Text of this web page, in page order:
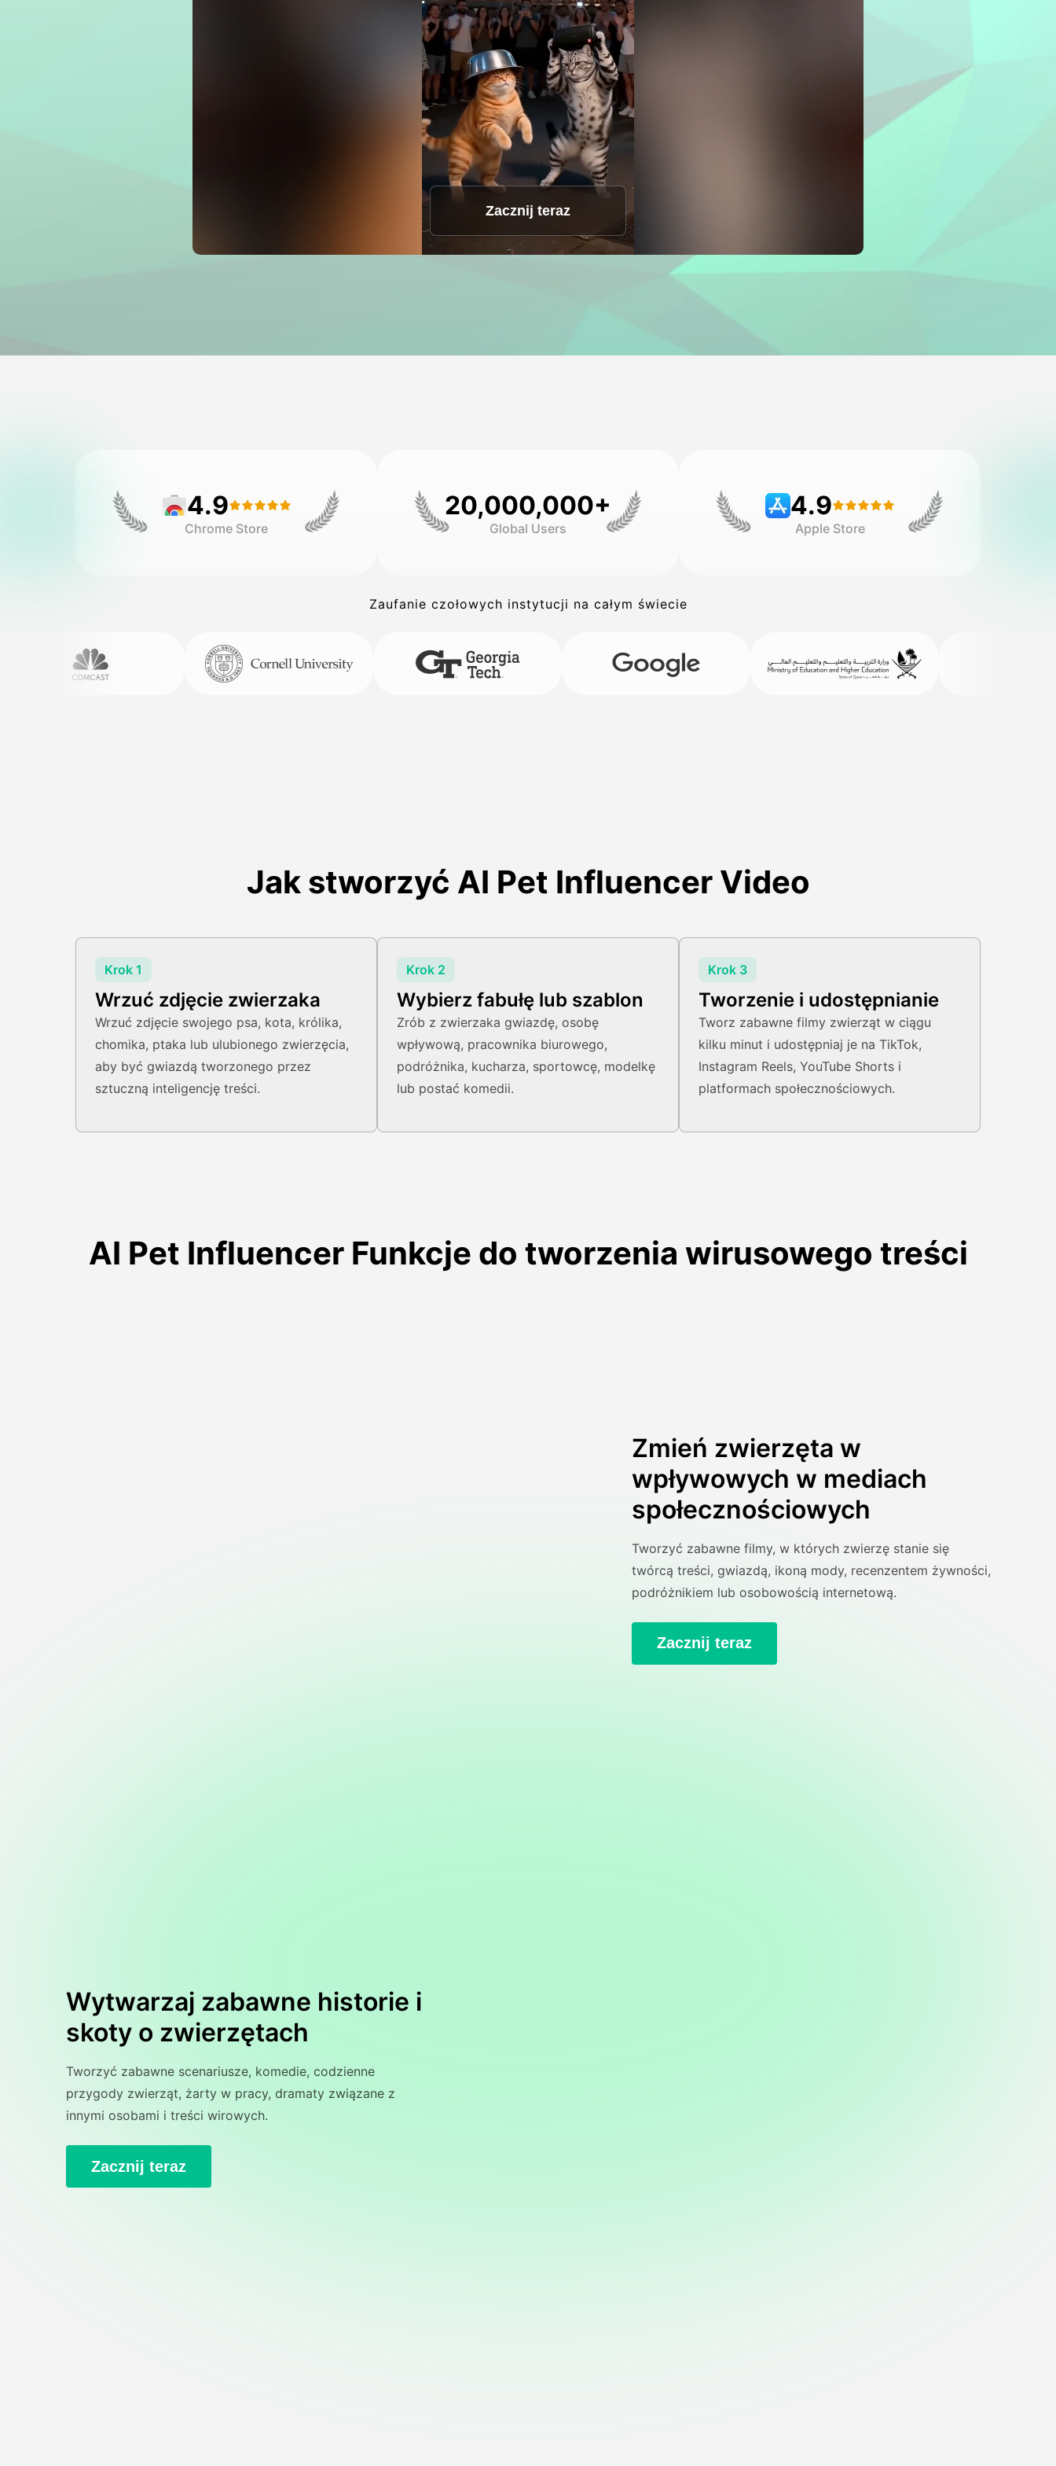
Zacznij teraz
4.9
Chrome Store
20,000,000+
Global Users
4.9
Apple Store
Zaufanie czołowych instytucji na całym świecie
Jak stworzyć AI Pet Influencer Video
Krok 1
Wrzuć zdjęcie zwierzaka
Wrzuć zdjęcie swojego psa, kota, królika,
chomika, ptaka lub ulubionego zwierzęcia,
aby być gwiazdą tworzonego przez
sztuczną inteligencję treści.
Krok 2
Wybierz fabułę lub szablon
Zrób z zwierzaka gwiazdę, osobę
wpływową, pracownika biurowego,
podróżnika, kucharza, sportowcę, modelkę
lub postać komedii.
Krok 3
Tworzenie i udostępnianie
Tworz zabawne filmy zwierząt w ciągu
kilku minut i udostępniaj je na TikTok,
Instagram Reels, YouTube Shorts i
platformach społecznościowych.
AI Pet Influencer Funkcje do tworzenia wirusowego treści
Zmień zwierzęta w
wpływowych w mediach
społecznościowych
Tworzyć zabawne filmy, w których zwierzę stanie się
twórcą treści, gwiazdą, ikoną mody, recenzentem żywności,
podróżnikiem lub osobowością internetową.
Zacznij teraz
Wytwarzaj zabawne historie i
skoty o zwierzętach
Tworzyć zabawne scenariusze, komedie, codzienne
przygody zwierząt, żarty w pracy, dramaty związane z
innymi osobami i treści wirowych.
Zacznij teraz